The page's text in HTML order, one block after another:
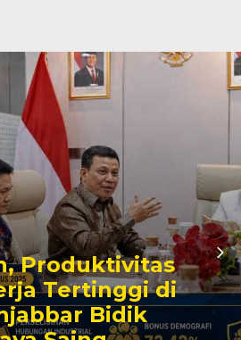
Produktivitas
Tertinggi di
Bidik